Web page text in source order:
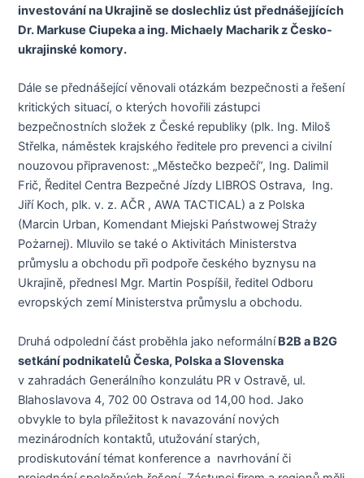
investování na Ukrajině se doslechliz úst přednášejjících
Dr. Markuse Ciupeka a ing. Michaely Macharik z Česko-
ukrajinské komory.
Dále se přednášející věnovali otázkám bezpečnosti a řešení
kritických situací, o kterých hovořili zástupci
bezpečnostních složek z České republiky (plk. Ing. Miloš
Střelka, náměstek krajského ředitele pro prevenci a civilní
nouzovou připravenost: „Městečko bezpečí“, Ing. Dalimil
Frič, Ředitel Centra Bezpečné Jízdy LIBROS Ostrava, Ing.
Jiří Koch, plk. v. z. AČR , AWA TACTICAL) a z Polska
(Marcin Urban, Komendant Miejski Państwowej Straży
Pożarnej). Mluvilo se také o Aktivitách Ministerstva
průmyslu a obchodu při podpoře českého byznysu na
Ukrajině, přednesl Mgr. Martin Pospíšil, ředitel Odboru
evropských zemí Ministerstva průmyslu a obchodu.
Druhá odpolední část proběhla jako neformálníB2B a B2G
setkání podnikatelů Česka, Polska a Slovenska
v zahradách Generálního konzulátu PR v Ostravě, ul.
Blahoslavova 4, 702 00 Ostrava od 14,00 hod. Jako
obvykle to byla příležitost k navazování nových
mezinárodních kontaktů, utužování starých,
prodiskutování témat konference a navrhování či